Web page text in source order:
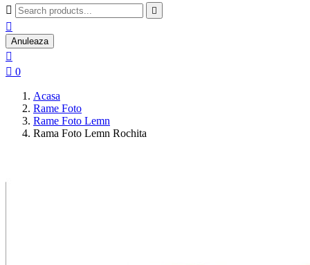
 

Anuleaza

 0
Acasa
Rame Foto
Rame Foto Lemn
Rama Foto Lemn Rochita